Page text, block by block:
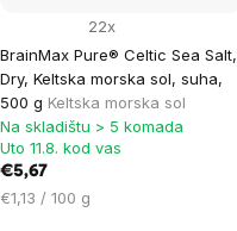
BrainMax Pure® Celtic Sea Salt,
Dry, Keltska morska sol, suha,
500 g Keltska morska sol
22x
Na skladištu > 5 komada
Uto 11.8. kod vas
€5,67
Cijena
€1,13 / 100 g